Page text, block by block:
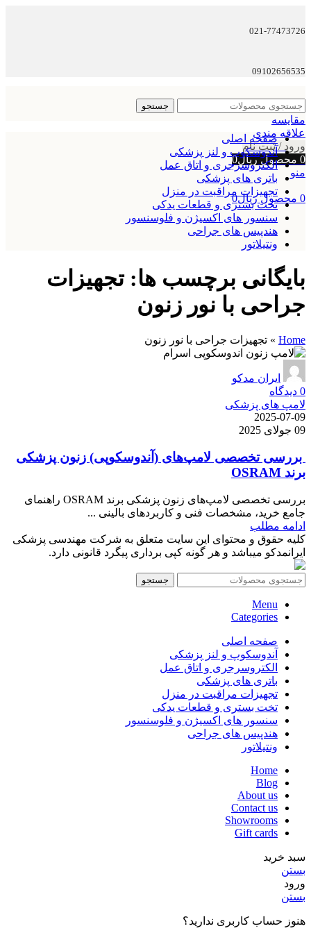
021-77473726
09102656535
جستجو
مقایسه
علاقه مندی
ورود / ثبت نام
0 محصول ریال0
منو
0 محصول ریال0
صفحه اصلی
آندوسکوپ و لنز پزشکی
الکتروسرجری و اتاق عمل
باتری های پزشکی
تجهیزات مراقبت در منزل
تخت بستری و قطعات یدکی
سنسور های اکسیژن و فلوسنسور
هندپیس های جراحی
ونتیلاتور
بایگانی برچسب ها: تجهیزات
جراحی با نور زنون
Home
» تجهیزات جراحی با نور زنون
ایران مدکو
0 دیدگاه
لامپ های پزشکی
2025-07-09
09 جولای 2025
بررسی تخصصی لامپ‌های (آندوسکوپی) زنون پزشکی
برند OSRAM
بررسی تخصصی لامپ‌های زنون پزشکی برند OSRAM راهنمای
جامع خرید، مشخصات فنی و کاربردهای بالینی ...
ادامه مطلب
کلیه حقوق و محتوای این سایت متعلق به شرکت مهندسی پزشکی
ایرانمدکو میباشد و هر گونه کپی برداری پیگرد قانونی دارد.
جستجو
Menu
Categories
صفحه اصلی
آندوسکوپ و لنز پزشکی
الکتروسرجری و اتاق عمل
باتری های پزشکی
تجهیزات مراقبت در منزل
تخت بستری و قطعات یدکی
سنسور های اکسیژن و فلوسنسور
هندپیس های جراحی
ونتیلاتور
Home
Blog
About us
Contact us
Showrooms
Gift cards
سبد خرید
بستن
ورود
بستن
هنوز حساب کاربری ندارید؟